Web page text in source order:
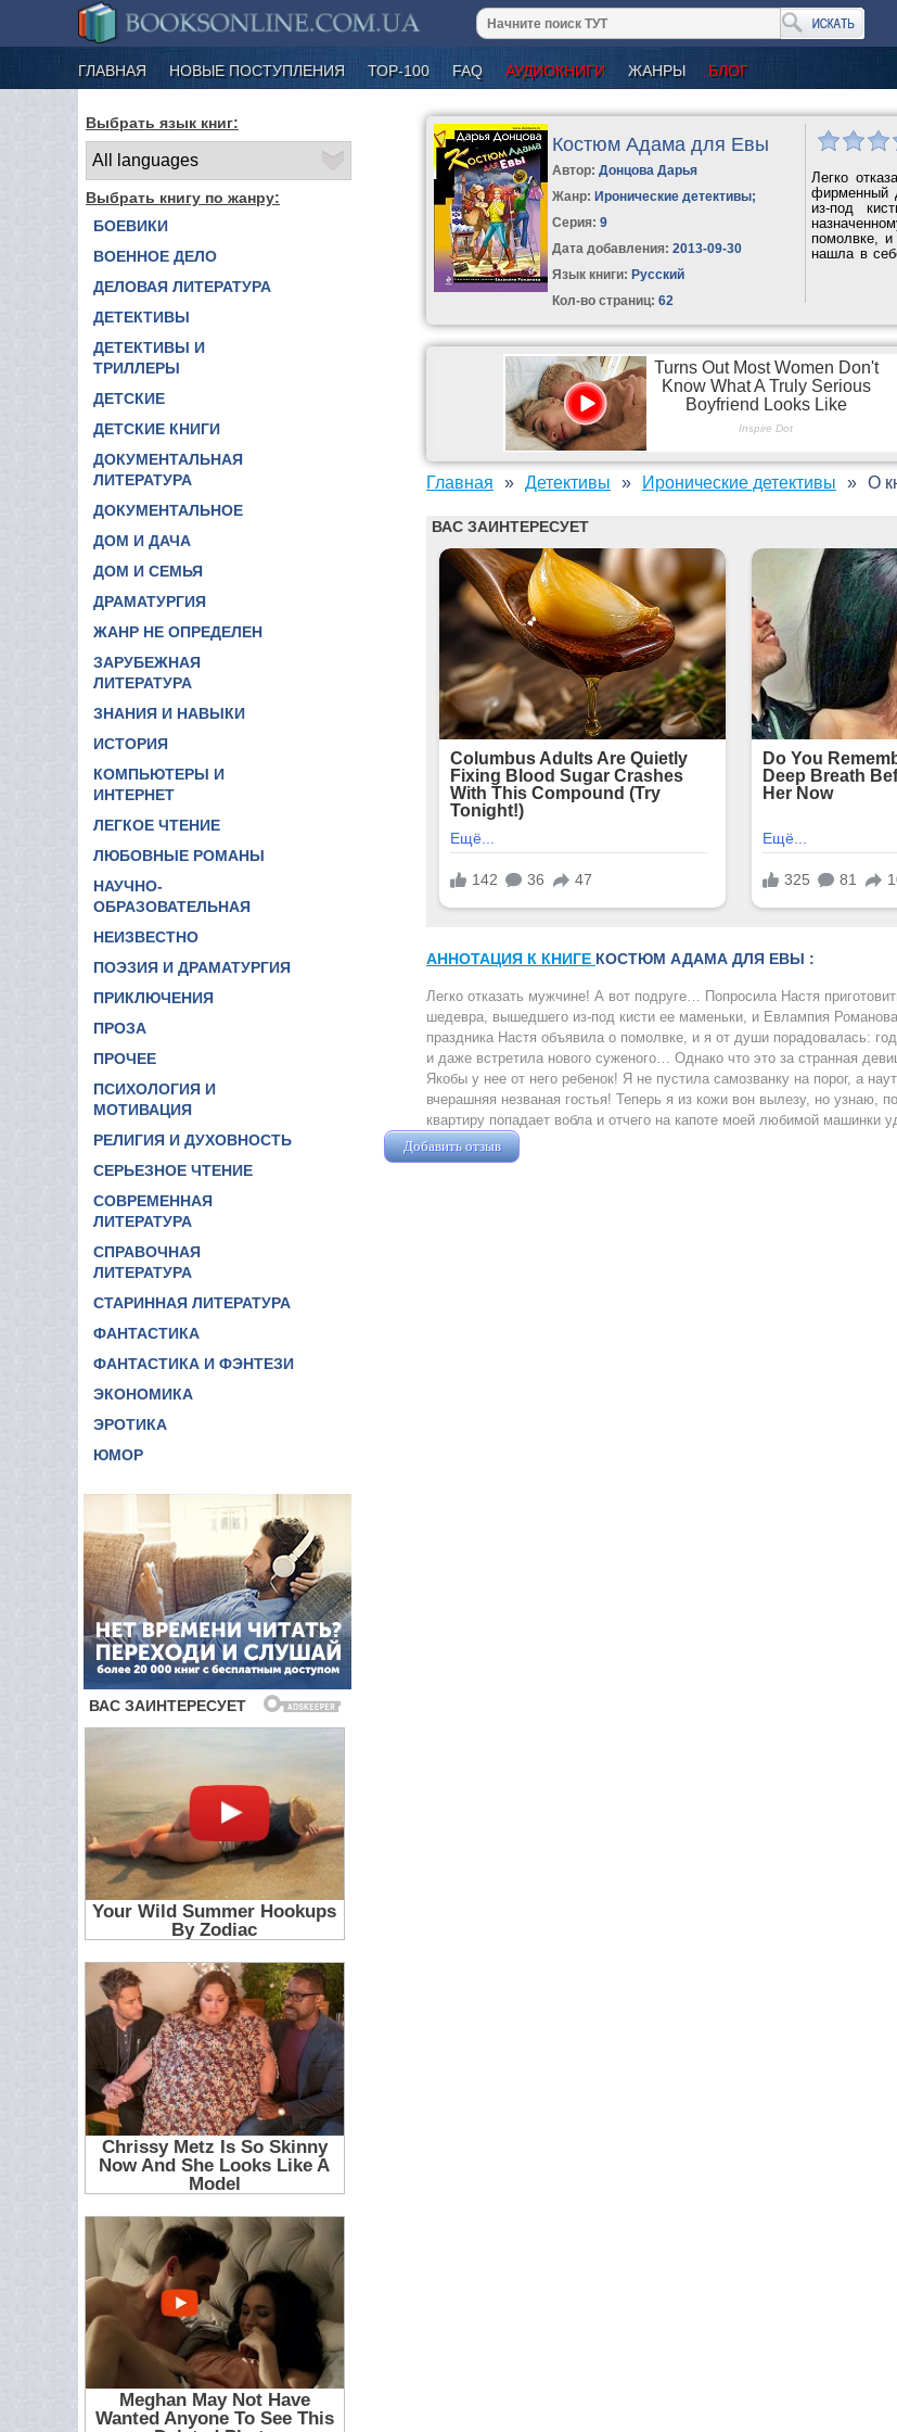
ГЛАВНАЯ НОВЫЕ ПОСТУПЛЕНИЯ ТОР-100 FAQ АУДИОКНИГИ ЖАНРЫ БЛОГ
Выбрать язык книг:
Выбрать книгу по жанру:
БОЕВИКИ
ВОЕННОЕ ДЕЛО
ДЕЛОВАЯ ЛИТЕРАТУРА
ДЕТЕКТИВЫ
ДЕТЕКТИВЫ И
ТРИЛЛЕРЫ
ДЕТСКИЕ
ДЕТСКИЕ КНИГИ
ДОКУМЕНТАЛЬНАЯ
ЛИТЕРАТУРА
ДОКУМЕНТАЛЬНОЕ
ДОМ И ДАЧА
ДОМ И СЕМЬЯ
ДРАМАТУРГИЯ
ЖАНР НЕ ОПРЕДЕЛЕН
ЗАРУБЕЖНАЯ
ЛИТЕРАТУРА
ЗНАНИЯ И НАВЫКИ
ИСТОРИЯ
КОМПЬЮТЕРЫ И
ИНТЕРНЕТ
ЛЕГКОЕ ЧТЕНИЕ
ЛЮБОВНЫЕ РОМАНЫ
НАУЧНО-
ОБРАЗОВАТЕЛЬНАЯ
НЕИЗВЕСТНО
ПОЭЗИЯ И ДРАМАТУРГИЯ
ПРИКЛЮЧЕНИЯ
ПРОЗА
ПРОЧЕЕ
ПСИХОЛОГИЯ И
МОТИВАЦИЯ
РЕЛИГИЯ И ДУХОВНОСТЬ
СЕРЬЕЗНОЕ ЧТЕНИЕ
СОВРЕМЕННАЯ
ЛИТЕРАТУРА
СПРАВОЧНАЯ
ЛИТЕРАТУРА
СТАРИННАЯ ЛИТЕРАТУРА
ФАНТАСТИКА
ФАНТАСТИКА И ФЭНТЕЗИ
ЭКОНОМИКА
ЭРОТИКА
ЮМОР
Костюм Адама для Евы
Автор:Донцова Дарья
Жанр: Иронические детективы;
Серия:9
Дата добавления: 2013-09-30
Язык книги: Русский
Кол-во страниц: 62
Легко
фирменный
из-под
помолвке,
нашла в
Главная Детективы Иронические детективы О
АННОТАЦИЯ К КНИГЕ КОСТЮМ АДАМА ДЛЯ ЕВЫ :
Легко отказать мужчине! А вот подруге… Попросила Настя
шедевра, вышедшего из-под кисти ее маменьки, и Евлампия
праздника Настя объявила о помолвке, и я от души порадовалась:
и даже встретила нового суженого… Однако что это за странная
Якобы у нее от него ребенок! Я не пустила самозванку на порог, а
вчерашняя незваная гостья! Теперь я из кожи вон вылезу, но
квартиру попадает вобла и отчего на капоте моей любимой машинки
Добавить отзыв